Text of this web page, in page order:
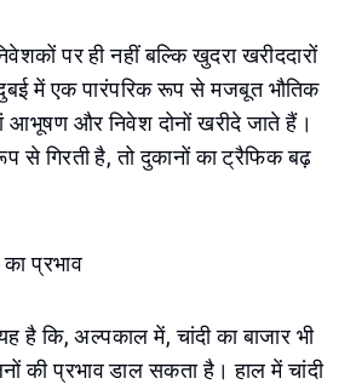
पर ही नहीं बल्कि खुदरा खरीददारों
में एक पारंपरिक रूप से मजबूत भौतिक
आभूषण और निवेश दोनों खरीदे जाते हैं।
से गिरती है, तो दुकानों का ट्रैफिक बढ़
का प्रभाव
है कि, अल्पकाल में, चांदी का बाजार भी
की प्रभाव डाल सकता है। हाल में चांदी